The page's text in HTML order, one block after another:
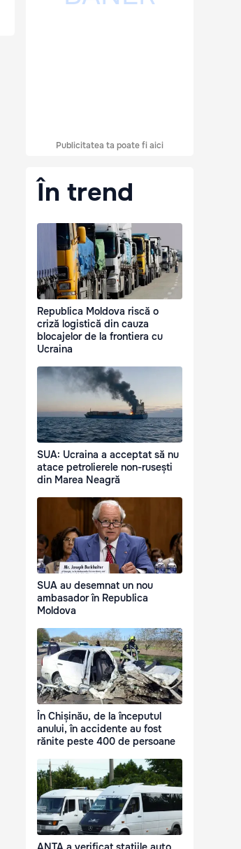
Publicitatea ta poate fi aici
În trend
Republica Moldova riscă o
criză logistică din cauza
blocajelor de la frontiera cu
Ucraina
SUA: Ucraina a acceptat să nu
atace petrolierele non-rusești
din Marea Neagră
SUA au desemnat un nou
ambasador în Republica
Moldova
În Chișinău, de la începutul
anului, în accidente au fost
rănite peste 400 de persoane